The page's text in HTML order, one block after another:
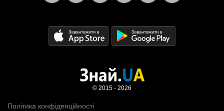
Політика конфіденційності
© 2015 - 2026